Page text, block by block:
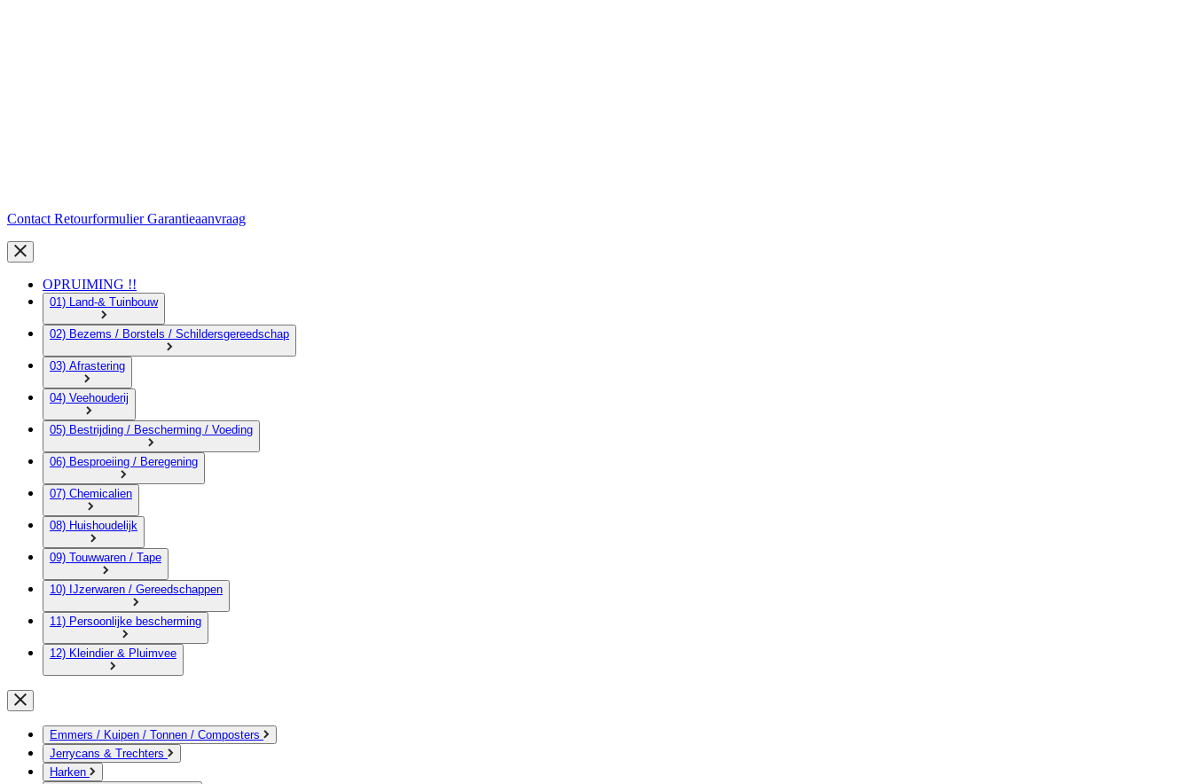
Contact RetourformulierGarantieaanvraag
OPRUIMING !!
01) Land-& Tuinbouw
02) Bezems / Borstels / Schildersgereedschap
03) Afrastering
04) Veehouderij
05) Bestrijding / Bescherming / Voeding
06) Besproeiing / Beregening
07) Chemicalien
08) Huishoudelijk
09) Touwwaren / Tape
10) IJzerwaren / Gereedschappen
11) Persoonlijke bescherming
12) Kleindier & Pluimvee
Emmers / Kuipen / Tonnen / Composters
Jerrycans & Trechters
Harken